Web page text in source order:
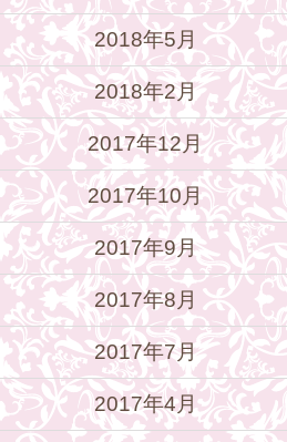
2018年5月
2018年2月
2017年12月
2017年10月
2017年9月
2017年8月
2017年7月
2017年4月